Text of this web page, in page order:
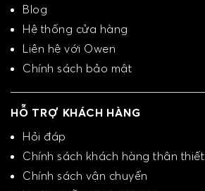
Blog
Hệ thống cửa hàng
Liên hệ với Owen
Chính sách bảo mật
HỖ TRỢ KHÁCH HÀNG
Hỏi đáp
Chính sách khách hàng thân thiết
Chính sách vận chuyển